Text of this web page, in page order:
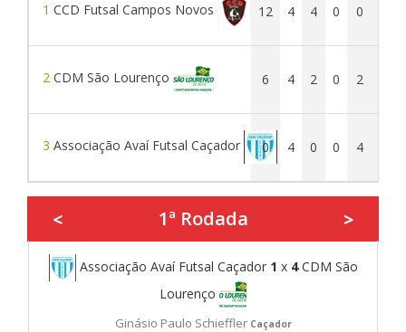
1 CCD Futsal Campos Novos 12 4 4 0 0
2 CDM São Lourenço 6 4 2 0 2
3 Associação Avaí Futsal Caçador 0 4 0 0 4
< 1ª Rodada >
Associação Avaí Futsal Caçador 1 x 4CDM São
Lourenço
Ginásio Paulo Schieffler Caçador